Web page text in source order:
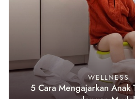
WELLNESS
5 Cara Mengajarkan Anak